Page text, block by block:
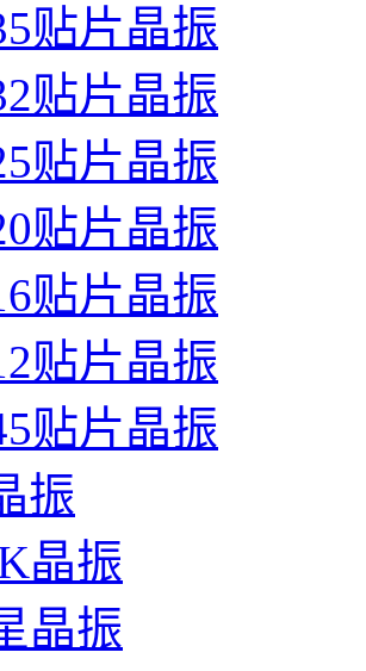
贴片晶振
贴片晶振
贴片晶振
贴片晶振
贴片晶振
贴片晶振
贴片晶振
振
晶振
晶振